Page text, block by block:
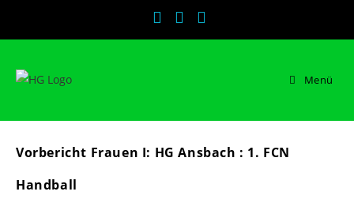
Menü
Vorbericht Frauen I: HG Ansbach : 1. FCN
Handball